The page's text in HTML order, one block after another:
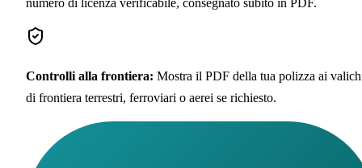
numero di licenza verificabile, consegnato subito in PDF.
Controlli alla frontiera: Mostra il PDF della tua polizza ai
di frontiera terrestri, ferroviari o aerei se richiesto.